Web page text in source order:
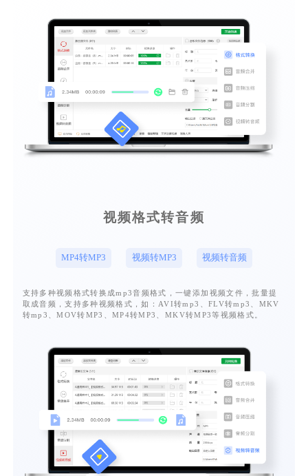
视频格式转音频
MP4转MP3 视频转MP3 视频转音频
支持多种视频格式转换成mp3音频格式，一键添加视频文件，批量提
取成音频，支持多种视频格式，如：AVI转mp3、FLV转mp3、MKV
转mp3、MOV转MP3、MP4转MP3、MKV转MP3等视频格式。